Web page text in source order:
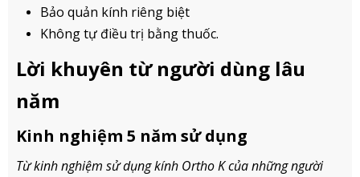
Bảo quản kính riêng biệt
Không tự điều trị bằng thuốc.
Lời khuyên từ người dùng lâu
năm
Kinh nghiệm 5 năm sử dụng
Từ kinh nghiệm sử dụng kính Ortho K của những người